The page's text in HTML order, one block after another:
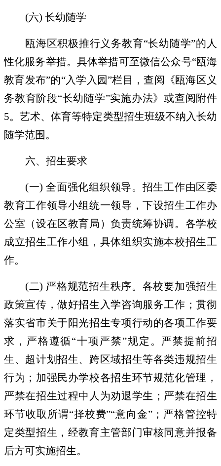
(六) 长幼随学
瓯海区积极推行义务教育“长幼随学”的人
性化服务举措。具体举措可至微信公众号“瓯海
教育发布”的“入学入园”栏目，查阅《瓯海区义
务教育阶段“长幼随学”实施办法》或查阅附件
5。艺术、体育等特定类型招生班级不纳入长幼
随学范围。
六、招生要求
(一)全面强化组织领导。 招生工作由区委
教育工作领导小组统一领导，下设招生工作办
公室（设在区教育局）负责统筹协调。各学校
成立招生工作小组，具体组织实施本校招生工
作。
(二) 严格规范招生秩序。 各校要加强招生
政策宣传，做好招生入学咨询服务工作；贯彻
落实省市关于阳光招生专项行动的各项工作要
求，严格遵循“十项严禁”规定。严禁提前招
生、超计划招生、跨区域招生等各类违规招生
行为；加强民办学校各招生环节规范化管理，
严禁在招生过程中人为劝退学生；严禁在招生
环节收取所谓“择校费”“意向金” ；严格管控特
定类型招生，经教育主管部门审核同意并报备
后方可实施招生。